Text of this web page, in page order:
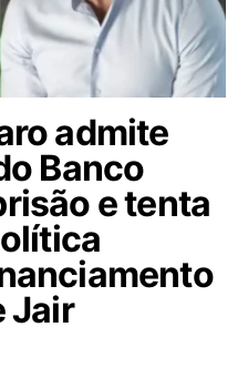
admite
Banco
e tenta
Jair